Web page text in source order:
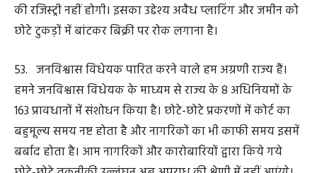
58. प्रधानमंत्री मोदी जी द्वारा स्वच्छ भारत मिशन को जनांदोलन
कि हमारे प्रदेश के नगरीय निकायों ने स्वच्छता सर्वेक्षण में अच्छी रैंक
हासिल की है। प्रधानमंत्री जी ने मन की बात कार्यक्रम में बिल्हा की
हमारी स्वच्छता दीदियों की विशेष रूप से प्रशंसा की। सफाई के इस
महायज्ञ से जुड़ी प्रदेश की पूरी टीम को मैं इस सफलता के लिए
बधाई देता हूँ।